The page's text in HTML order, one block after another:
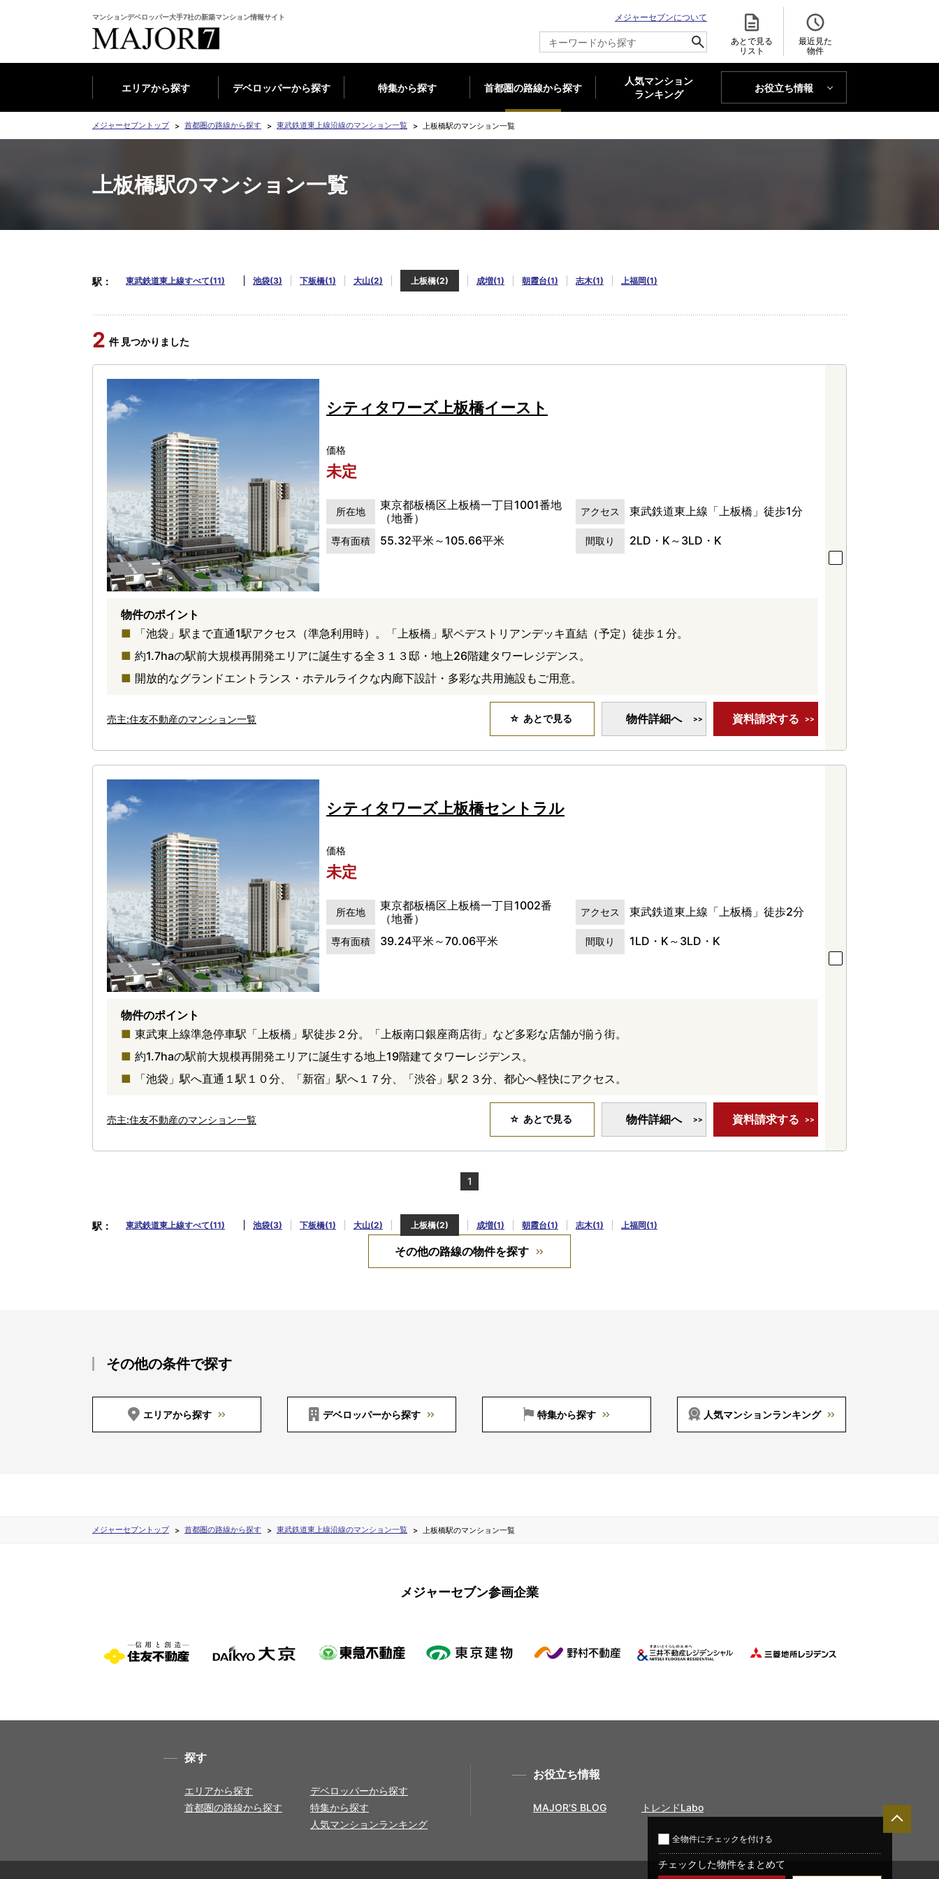
マンションデベロッパー大手7社の新築マンション情報サイト
メジャーセブンについて
あとで見る
リスト
最近見た
物件
エリアから探す デベロッパーから探す 特集から探す 首都圏の路線から探す
人気マンション
ランキング
お役立ち情報
MAJOR'S BLOG
メジャーセブントップ 首都圏の路線から探す 東武鉄道東上線沿線のマンション一覧 上板橋駅のマンション一覧
上板橋駅のマンション一覧
駅 東武鉄道東上線すべて(11) 池袋(3) 下板橋(1) 大山(2) 上板橋(2) 成増(1) 朝霞台(1) 志木(1) 上福岡(1)
2 件 見つかりました
シティタワーズ上板橋イースト
価格
未定
所在地
東京都板橋区上板橋一丁目1001番地
（地番）
アクセス 東武鉄道東上線「上板橋」徒歩1分
専有面積 55.32平米～105.66平米 間取り 2LD・K～3LD・K
物件のポイント
「池袋」駅まで直通1駅アクセス（準急利用時）。「上板橋」駅ペデストリアンデッキ直結（予定）徒歩１分。
約1.7haの駅前大規模再開発エリアに誕生する全３１３邸・地上26階建タワーレジデンス。
開放的なグランドエントランス・ホテルライクな内廊下設計・多彩な共用施設もご用意。
売主:住友不動産のマンション一覧 あとで見る 物件詳細へ 資料請求する
シティタワーズ上板橋セントラル
価格
未定
所在地
東京都板橋区上板橋一丁目1002番
（地番）
アクセス 東武鉄道東上線「上板橋」徒歩2分
専有面積 39.24平米～70.06平米 間取り 1LD・K～3LD・K
物件のポイント
東武東上線準急停車駅「上板橋」駅徒歩２分。「上板南口銀座商店街」など多彩な店舗が揃う街。
約1.7haの駅前大規模再開発エリアに誕生する地上19階建てタワーレジデンス。
「池袋」駅へ直通１駅１０分、「新宿」駅へ１７分、「渋谷」駅２３分、都心へ軽快にアクセス。
売主:住友不動産のマンション一覧 あとで見る 物件詳細へ 資料請求する
全物件にチェックを付ける
チェックした物件をまとめて
1
駅 東武鉄道東上線すべて(11) 池袋(3) 下板橋(1) 大山(2) 上板橋(2) 成増(1) 朝霞台(1) 志木(1) 上福岡(1)
その他の路線の物件を探す
その他の条件で探す
エリアから探す デベロッパーから探す 特集から探す 人気マンションランキング
メジャーセブントップ 首都圏の路線から探す 東武鉄道東上線沿線のマンション一覧 上板橋駅のマンション一覧
メジャーセブン参画企業
探す
エリアから探す
首都圏の路線から探す
デベロッパーから探す
特集から探す
人気マンションランキング
お役立ち情報
MAJOR'S BLOG トレンドLabo